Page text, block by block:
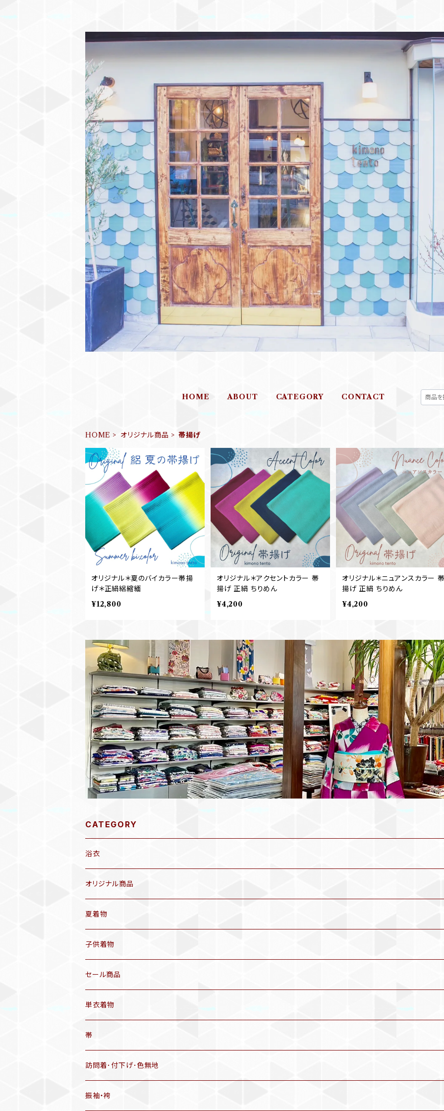
HOME ABOUT CATEGORY CONTACT
HOME オリジナル商品 帯揚げ
オリジナル＊夏のバイカラー帯揚
げ＊正絹絽縮緬
¥12,800
オリジナル＊アクセントカラー 帯
揚げ 正絹 ちりめん
¥4,200
オリジナル＊ニュアンスカラー
揚げ 正絹 ちりめん
¥4,200
CATEGORY
浴衣
オリジナル商品
袷着物(10〜5月頃)
セオα 着物(5〜9月頃)
三分紐
帯揚げ
羽織
半幅帯
有松絞り浴衣(6～9月頃)
夏着物
アンティーク着物
リサイクル着物
子供着物
セール商品
単衣着物
アンティーク着物
リサイクル着物
帯
リサイクル帯
アンティーク帯
訪問着･付下げ･色無地
振袖・袴